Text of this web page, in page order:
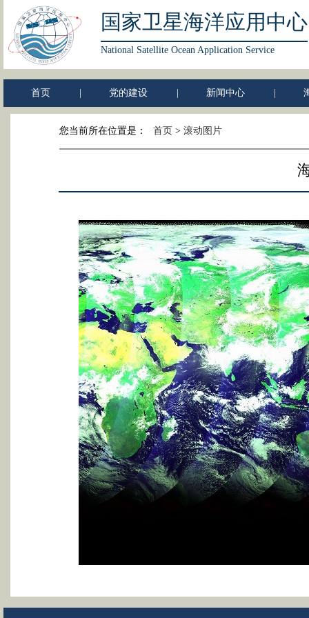
国家卫星海洋应用中心
National Satellite Ocean Application Service
首页 党的建设 新闻中心
您当前所在位置是： 首页 > 滚动图片